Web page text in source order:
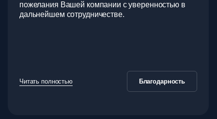
пожелания Вашей компании с уверенностью в
дальнейшем сотрудничестве.
Читать полностью Благодарность